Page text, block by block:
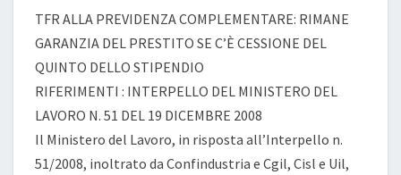
TFR ALLA PREVIDENZA COMPLEMENTARE: RIMANE
GARANZIA DEL PRESTITO SE C’È CESSIONE DEL
QUINTO DELLO STIPENDIO
RIFERIMENTI : INTERPELLO DEL MINISTERO DEL
LAVORO N. 51 DEL 19 DICEMBRE 2008
Il Ministero del Lavoro, in risposta all’Interpello n.
51/2008, inoltrato da Confindustria e Cgil, Cisl e Uil,